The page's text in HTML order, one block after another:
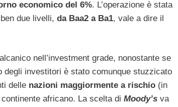
economico del 6%. L’operazione è stata
due livelli, da Baa2 a Ba1, vale a dire il
nell’investment grade, nonostante se
degli investitori è stato comunque stuzzicato
delle nazioni maggiormente a rischio (in
continente africano. La scelta di Moody’s va